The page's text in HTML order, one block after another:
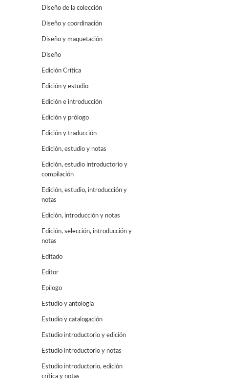
Diseño de la colección
Diseño y coordinación
Diseño y maquetación
Diseño
Edición Crítica
Edición y estudio
Edición e introducción
Edición y prólogo
Edición y traducción
Edición, estudio y notas
Edición, estudio introductorio y
compilación
Edición, estudio, introducción y
notas
Edición, introducción y notas
Edición, selección, introducción y
notas
Editado
Editor
Epílogo
Estudio y antología
Estudio y catalogación
Estudio introductorio y edición
Estudio introductorio y notas
Estudio introductorio, edición
crítica y notas